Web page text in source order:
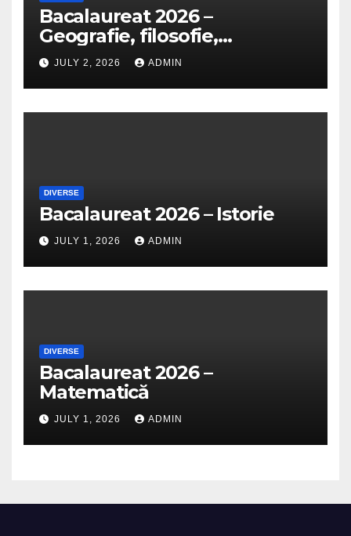
Bacalaureat 2026 –
Geografie, filosofie,
economie, logică, psihologie,
sociologie, fizică, chimie,
biologie, anatomie și
informatică
JULY 2, 2026 ADMIN
DIVERSE
Bacalaureat 2026 – Istorie
JULY 1, 2026 ADMIN
DIVERSE
Bacalaureat 2026 –
Matematică
JULY 1, 2026 ADMIN